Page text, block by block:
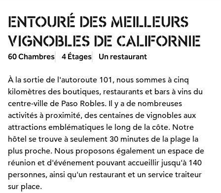
ENTOURÉ DES MEILLEURS
VIGNOBLES DE CALIFORNIE
60 Chambres 4 Étages Un restaurant
À la sortie de l'autoroute 101, nous sommes à cinq
kilomètres des boutiques, restaurants et bars à vins du
centre-ville de Paso Robles. Il y a de nombreuses
activités à proximité, des centaines de vignobles aux
attractions emblématiques le long de la côte. Notre
hôtel se trouve à seulement 30 minutes de la plage la
plus proche. Nous proposons également un espace de
réunion et d'événement pouvant accueillir jusqu'à 140
personnes, ainsi qu'un restaurant et un service traiteur
sur place.